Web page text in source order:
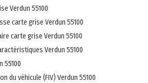
Verdun 55100
carte grise Verdun 55100
carte grise Verdun 55100
Verdun 55100
55100
du véhicule (FIV) Verdun 55100